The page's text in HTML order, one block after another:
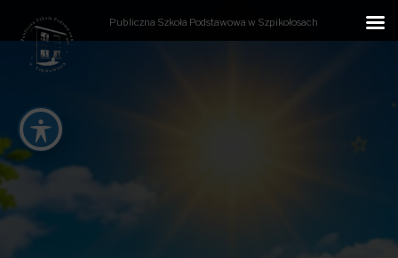
Publiczna Szkoła Podstawowa w Szpikołosach